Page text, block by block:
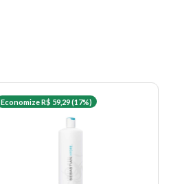
Economize R$ 59,29 (17%)